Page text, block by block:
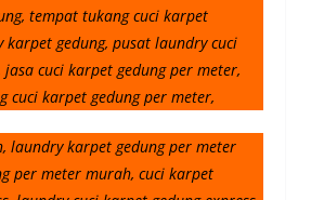
tempat tukang cuci karpet
karpet gedung, pusat laundry cuci
cuci karpet gedung per meter,
cuci karpet gedung per meter,
laundry karpet gedung per meter
per meter murah, cuci karpet